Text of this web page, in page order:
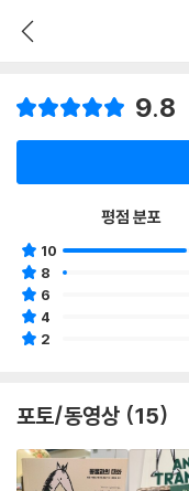
9.8
평점 분포
10
8
6
4
2
포토/동영상 (15)